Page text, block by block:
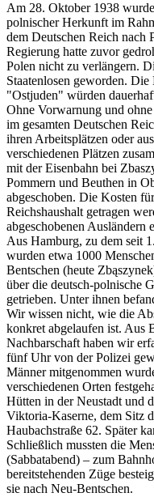
Am 28. Oktober 1938
polnischer Herkunft im
dem Deutschen Reich nach
Regierung hatte zuvor
Polen nicht zu verlängern.
Staatenlosen geworden.
"Ostjuden" würden
Ohne Vorwarnung und
im gesamten Deutschen
ihren Arbeitsplätzen oder
verschiedenen Plätzen
mit der Eisenbahn bei
Pommern und Beuthen in
abgeschoben. Die Kosten
Reichshaushalt getragen
abgeschobenen Ausländern
Aus Hamburg, zu dem seit
wurden etwa 1000
Bentschen (heute
über die deutsch-polnische
getrieben. Unter ihnen
Wir wissen nicht, wie die
konkret abgelaufen ist. Aus
Nachbarschaft haben wir
fünf Uhr von der Polizei
Männer mitgenommen
verschiedenen Orten
Hütten in der Neustadt und
Viktoria-Kaserne, dem Sitz
Haubachstraße 62. Später
Schließlich mussten die
(Sabbatabend) – zum
bereitstehenden Züge
sie nach Neu-Bentschen.